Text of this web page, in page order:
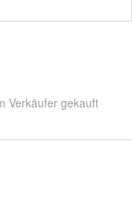
Verkäufer gekauft